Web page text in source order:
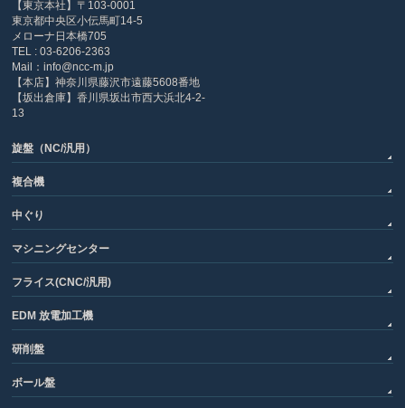
【東京本社】〒103-0001
東京都中央区小伝馬町14-5
メローナ日本橋705
TEL : 03-6206-2363
Mail：info@ncc-m.jp
【本店】神奈川県藤沢市遠藤5608番地
【坂出倉庫】香川県坂出市西大浜北4-2-
13
旋盤（NC/汎用）
複合機
中ぐり
マシニングセンター
フライス(CNC/汎用)
EDM 放電加工機
研削盤
ボール盤